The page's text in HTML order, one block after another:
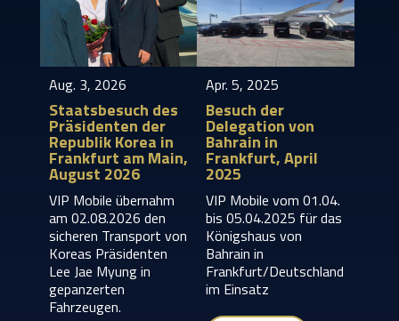
Aug. 3, 2026
Staatsbesuch des
Präsidenten der
Republik Korea in
Frankfurt am Main,
August 2026
VIP Mobile übernahm
am 02.08.2026 den
sicheren Transport von
Koreas Präsidenten
Lee Jae Myung in
gepanzerten
Fahrzeugen.
Apr. 5, 2025
Besuch der
Delegation von
Bahrain in
Frankfurt, April
2025
VIP Mobile vom 01.04.
bis 05.04.2025 für das
Königshaus von
Bahrain in
Frankfurt/Deutschland
im Einsatz